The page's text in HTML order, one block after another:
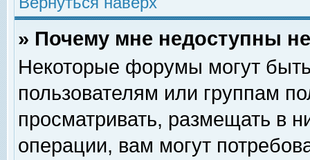
» Почему мне недоступны
Некоторые форумы могут
пользователям или группам
просматривать, размещать в
операции, вам могут